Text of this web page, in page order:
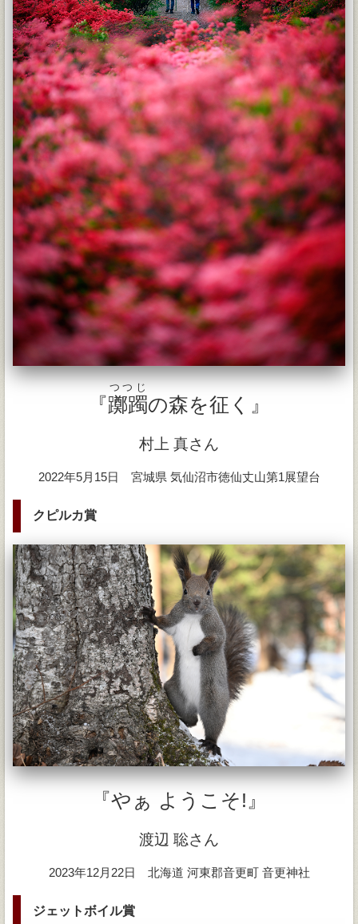
『躑躅
つつじ
の森を征く』
村上 真さん
2022年5月15日 宮城県 気仙沼市徳仙丈山第1展望台
クピルカ賞
『やぁ ようこそ!』
渡辺 聡さん
2023年12月22日 北海道 河東郡音更町 音更神社
ジェットボイル賞